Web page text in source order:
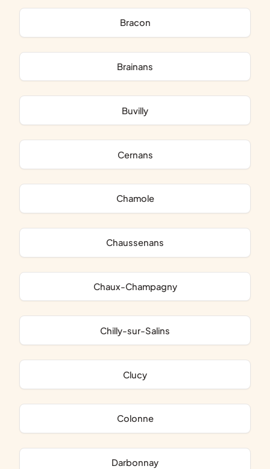
Bracon
Brainans
Buvilly
Cernans
Chamole
Chaussenans
Chaux-Champagny
Chilly-sur-Salins
Clucy
Colonne
Darbonnay